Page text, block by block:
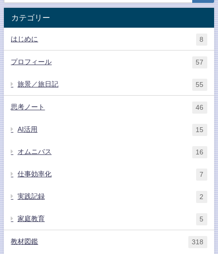
カテゴリー
はじめに 8
プロフィール 57
旅景／旅日記 55
思考ノート 46
AI活用 15
オムニバス 16
仕事効率化 7
実践記録 2
家庭教育 5
教材図鑑 318